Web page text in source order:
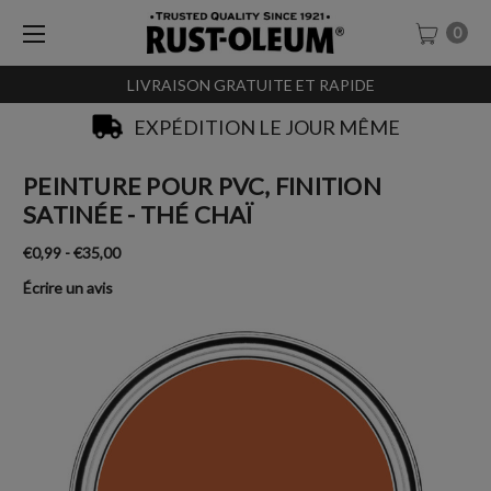
LIVRAISON GRATUITE ET RAPIDE
0
EXPÉDITION LE JOUR MÊME
PEINTURE POUR PVC, FINITION
SATINÉE - THÉ CHAÏ
€0,99 - €35,00
Écrire un avis